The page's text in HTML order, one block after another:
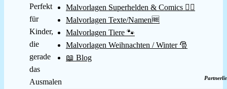
Perfekt
für
Kinder,
die
gerade
das
Ausmalen
Malvorlagen Superhelden & Comics 🦸‍♂️
Malvorlagen Texte/Namen🆓
Malvorlagen Tiere 🐾
Malvorlagen Weihnachten / Winter 🎅
📖 Blog